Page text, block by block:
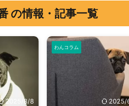
の情報・記事一覧
2025/8/8
わんコラム
2025/